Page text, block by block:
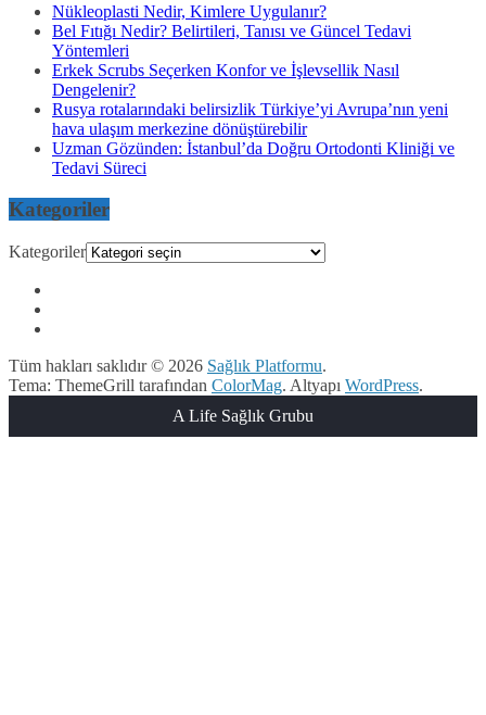
Nükleoplasti Nedir, Kimlere Uygulanır?
Bel Fıtığı Nedir? Belirtileri, Tanısı ve Güncel Tedavi
Yöntemleri
Erkek Scrubs Seçerken Konfor ve İşlevsellik Nasıl
Dengelenir?
Rusya rotalarındaki belirsizlik Türkiye’yi Avrupa’nın yeni
hava ulaşım merkezine dönüştürebilir
Uzman Gözünden: İstanbul’da Doğru Ortodonti Kliniği ve
Tedavi Süreci
Kategoriler
Kategoriler
Tüm hakları saklıdır © 2026 Sağlık Platformu.
Tema: ThemeGrill tarafından ColorMag. Altyapı WordPress.
A Life Sağlık Grubu